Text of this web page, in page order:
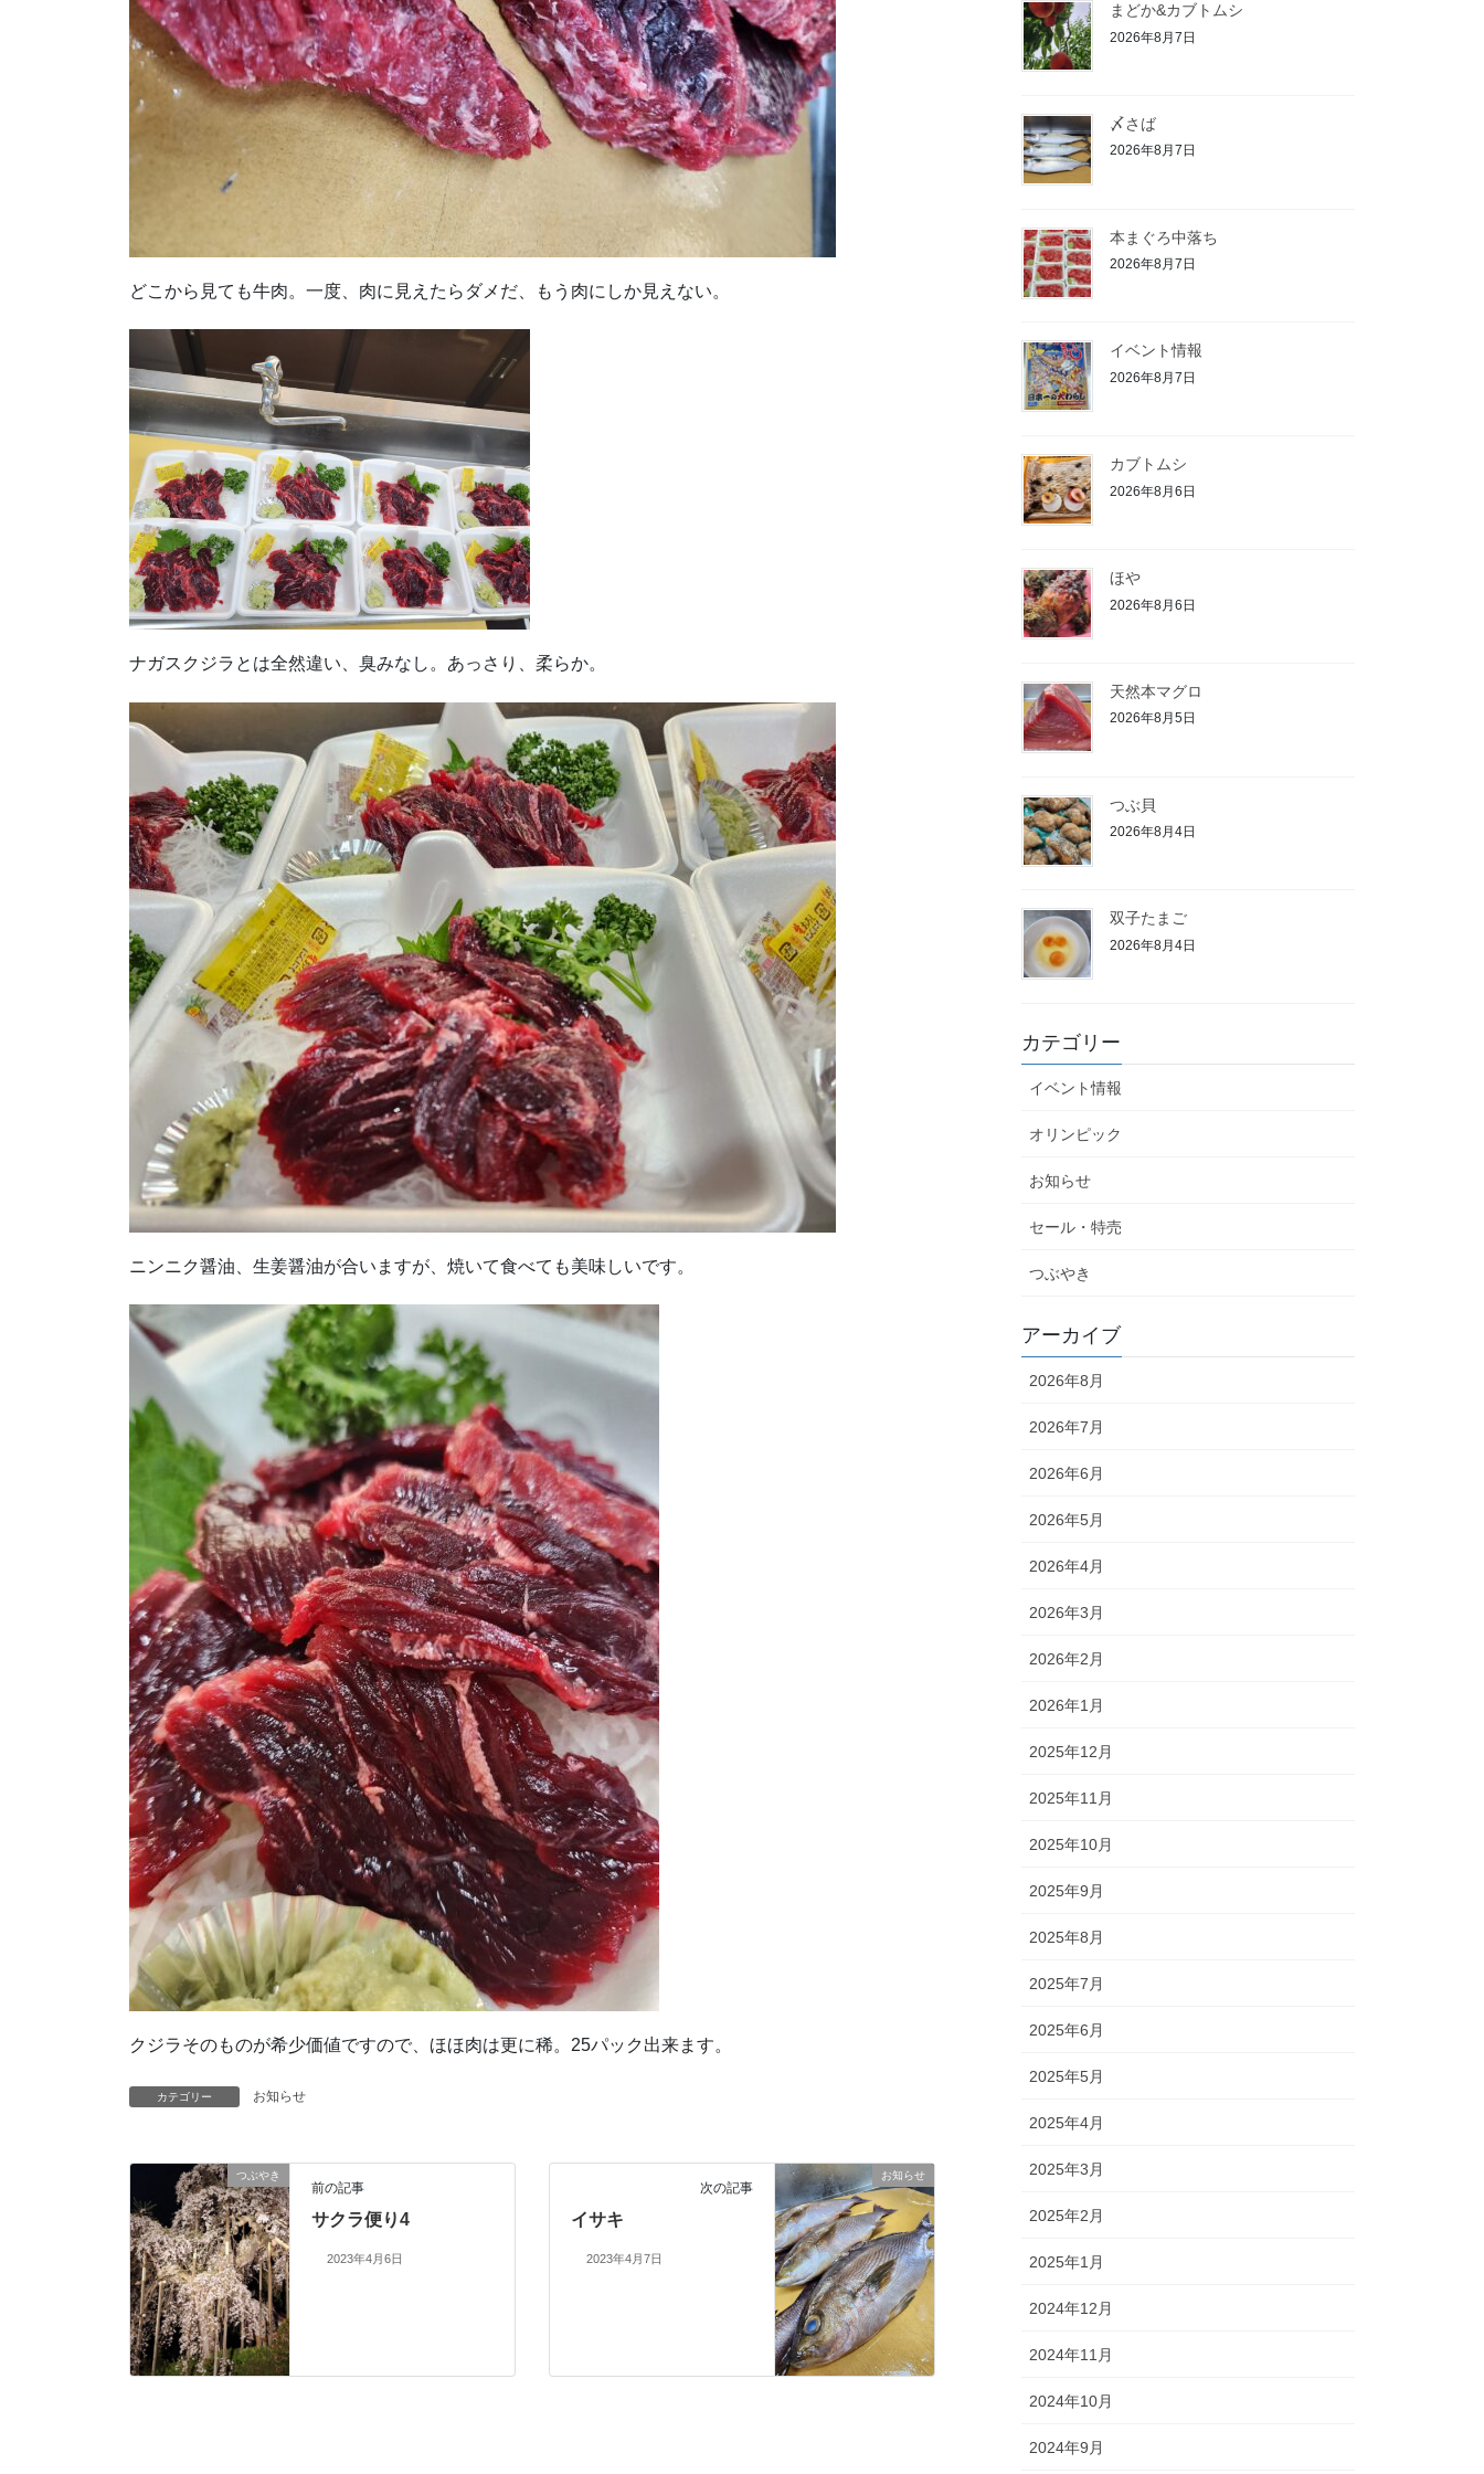
どこから見ても牛肉。一度、肉に見えたらダメだ、もう肉にしか見えない。
ナガスクジラとは全然違い、臭みなし。あっさり、柔らか。
ニンニク醤油、生姜醤油が合いますが、焼いて食べても美味しいです。
クジラそのものが希少価値ですので、ほほ肉は更に稀。25パック出来ます。
カテゴリー お知らせ
つぶやき
前の記事
サクラ便り4
2023年4月6日
お知らせ
次の記事
イサキ
2023年4月7日
まどか&カブトムシ
2026年8月7日
〆さば
2026年8月7日
本まぐろ中落ち
2026年8月7日
イベント情報
2026年8月7日
カブトムシ
2026年8月6日
ほや
2026年8月6日
天然本マグロ
2026年8月5日
つぶ貝
2026年8月4日
双子たまご
2026年8月4日
カテゴリー
イベント情報
オリンピック
お知らせ
セール・特売
つぶやき
アーカイブ
2026年8月
2026年7月
2026年6月
2026年5月
2026年4月
2026年3月
2026年2月
2026年1月
2025年12月
2025年11月
2025年10月
2025年9月
2025年8月
2025年7月
2025年6月
2025年5月
2025年4月
2025年3月
2025年2月
2025年1月
2024年12月
2024年11月
2024年10月
2024年9月